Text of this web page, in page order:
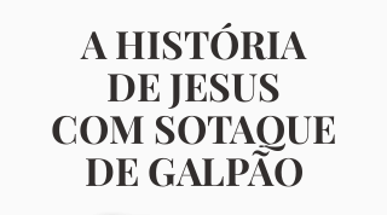
A HISTÓRIA
DE JESUS
COM SOTAQUE
DE GALPÃO